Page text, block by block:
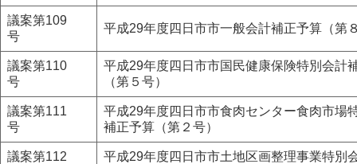
議案第109
号
平成29年度四日市市一般会計補正予算（第
議案第110
号
平成29年度四日市市国民健康保険特別会計
（第５号）
議案第111
号
平成29年度四日市市食肉センター食肉市場
補正予算（第２号）
議案第112
平成29年度四日市市土地区画整理事業特別